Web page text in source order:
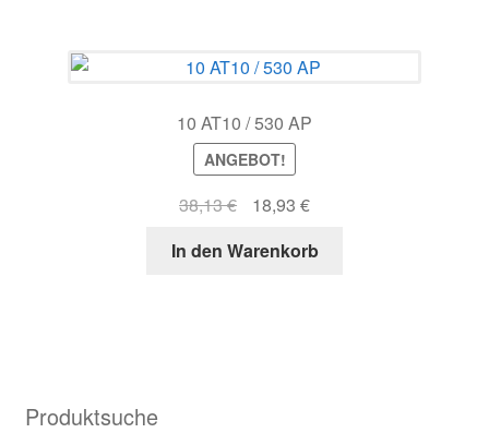
10 AT10 / 530 AP
ANGEBOT!
38,13€
Ursprünglicher
war:
18,93 €Aktueller
ist:
In den Warenkorb
Produktsuche